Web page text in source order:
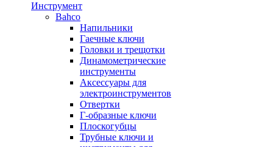
Инструмент
Bahco
Напильники
Гаечные ключи
Головки и трещотки
Динамометрические
инструменты
Аксессуары для
электроинструментов
Отвертки
Г-образные ключи
Плоскогубцы
Трубные ключи и